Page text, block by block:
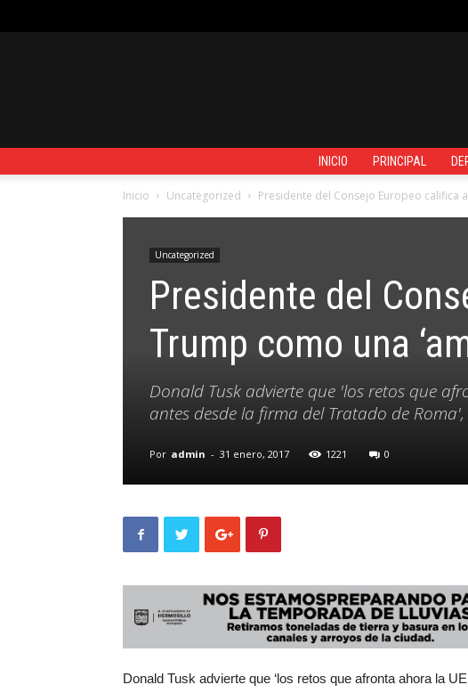
INICIO PRINCIPAL
Inicio Uncategorized Presidente del Consejo Europeo califica
Uncategorized
Presidente del
Trump como una
Donald Tusk advierte que 'los retos que
antes desde la firma del Tratado de
Por admin - 31 enero, 2017 1221 0
Donald Tusk advierte que ‘los retos que afronta ahora la